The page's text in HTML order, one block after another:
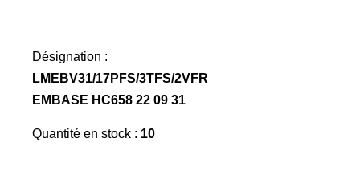
Désignation :
LMEBV31/17PFS/3TFS/2VFR
EMBASE HC658 22 09 31
Quantité en stock : 10